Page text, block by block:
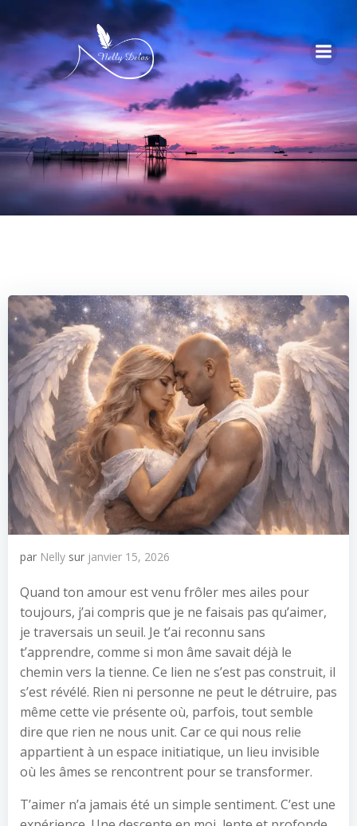
par Nelly sur janvier 15, 2026
Quand ton amour est venu frôler mes ailes pour
toujours, j’ai compris que je ne faisais pas qu’aimer,
je traversais un seuil. Je t’ai reconnu sans
t’apprendre, comme si mon âme savait déjà le
chemin vers la tienne. Ce lien ne s’est pas construit, il
s’est révélé. Rien ni personne ne peut le détruire, pas
même cette vie présente où, parfois, tout semble
dire que rien ne nous unit. Car ce qui nous relie
appartient à un espace initiatique, un lieu invisible
où les âmes se rencontrent pour se transformer.
T’aimer n’a jamais été un simple sentiment. C’est une